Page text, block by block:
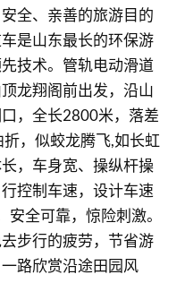
全、亲善的旅游目的
是山东最长的环保游
技术。管轨电动滑道
龙翔阁前出发，沿山
，全长2800米，落差
，似蛟龙腾飞,如长虹
，车身宽、操纵杆操
控制车速，设计车速
全可靠，惊险刺激。
步行的疲劳，节省游
路欣赏沿途田园风